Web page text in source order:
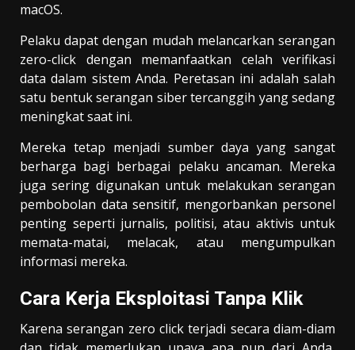
macOS.
Pelaku dapat dengan mudah melancarkan serangan
zero-click dengan memanfaatkan celah verifikasi
data dalam sistem Anda. Peretasan ini adalah salah
satu bentuk serangan siber tercanggih yang sedang
meningkat saat ini.
Mereka tetap menjadi sumber daya yang sangat
berharga bagi berbagai pelaku ancaman. Mereka
juga sering digunakan untuk melakukan serangan
pembobolan data sensitif, mengorbankan personel
penting seperti jurnalis, politisi, atau aktivis untuk
memata-matai, melacak, atau mengumpulkan
informasi mereka.
Cara Kerja Eksploitasi Tanpa Klik
Karena serangan zero click terjadi secara diam-diam